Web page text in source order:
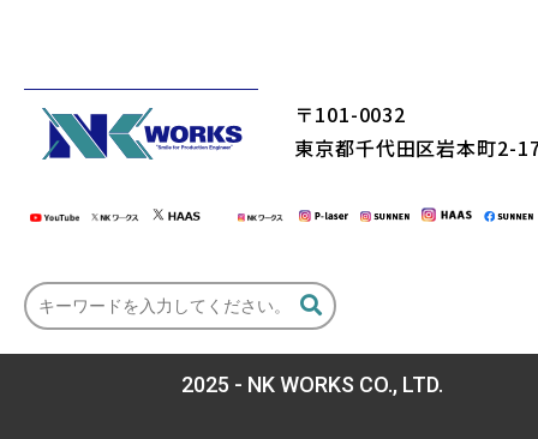
〒101-0032
東京都千代田区岩本町2-
2025 - NK WORKS CO., LTD.